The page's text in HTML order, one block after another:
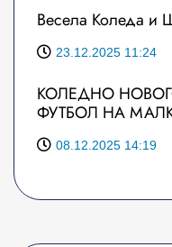
Весела Коледа и
23.12.2025 11:24
КОЛЕДНО
ФУТБОЛ НА
08.12.2025 14:19